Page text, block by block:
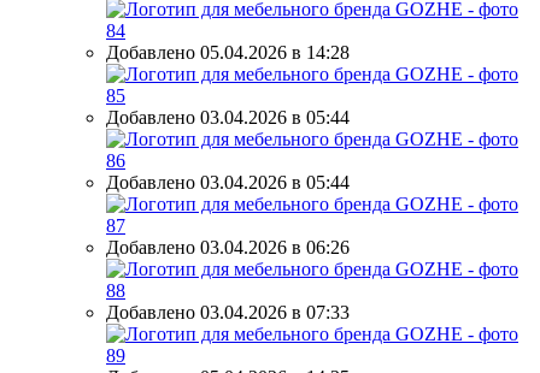
Добавлено 05.04.2026 в 14:28
Добавлено 03.04.2026 в 05:44
Добавлено 03.04.2026 в 05:44
Добавлено 03.04.2026 в 06:26
Добавлено 03.04.2026 в 07:33